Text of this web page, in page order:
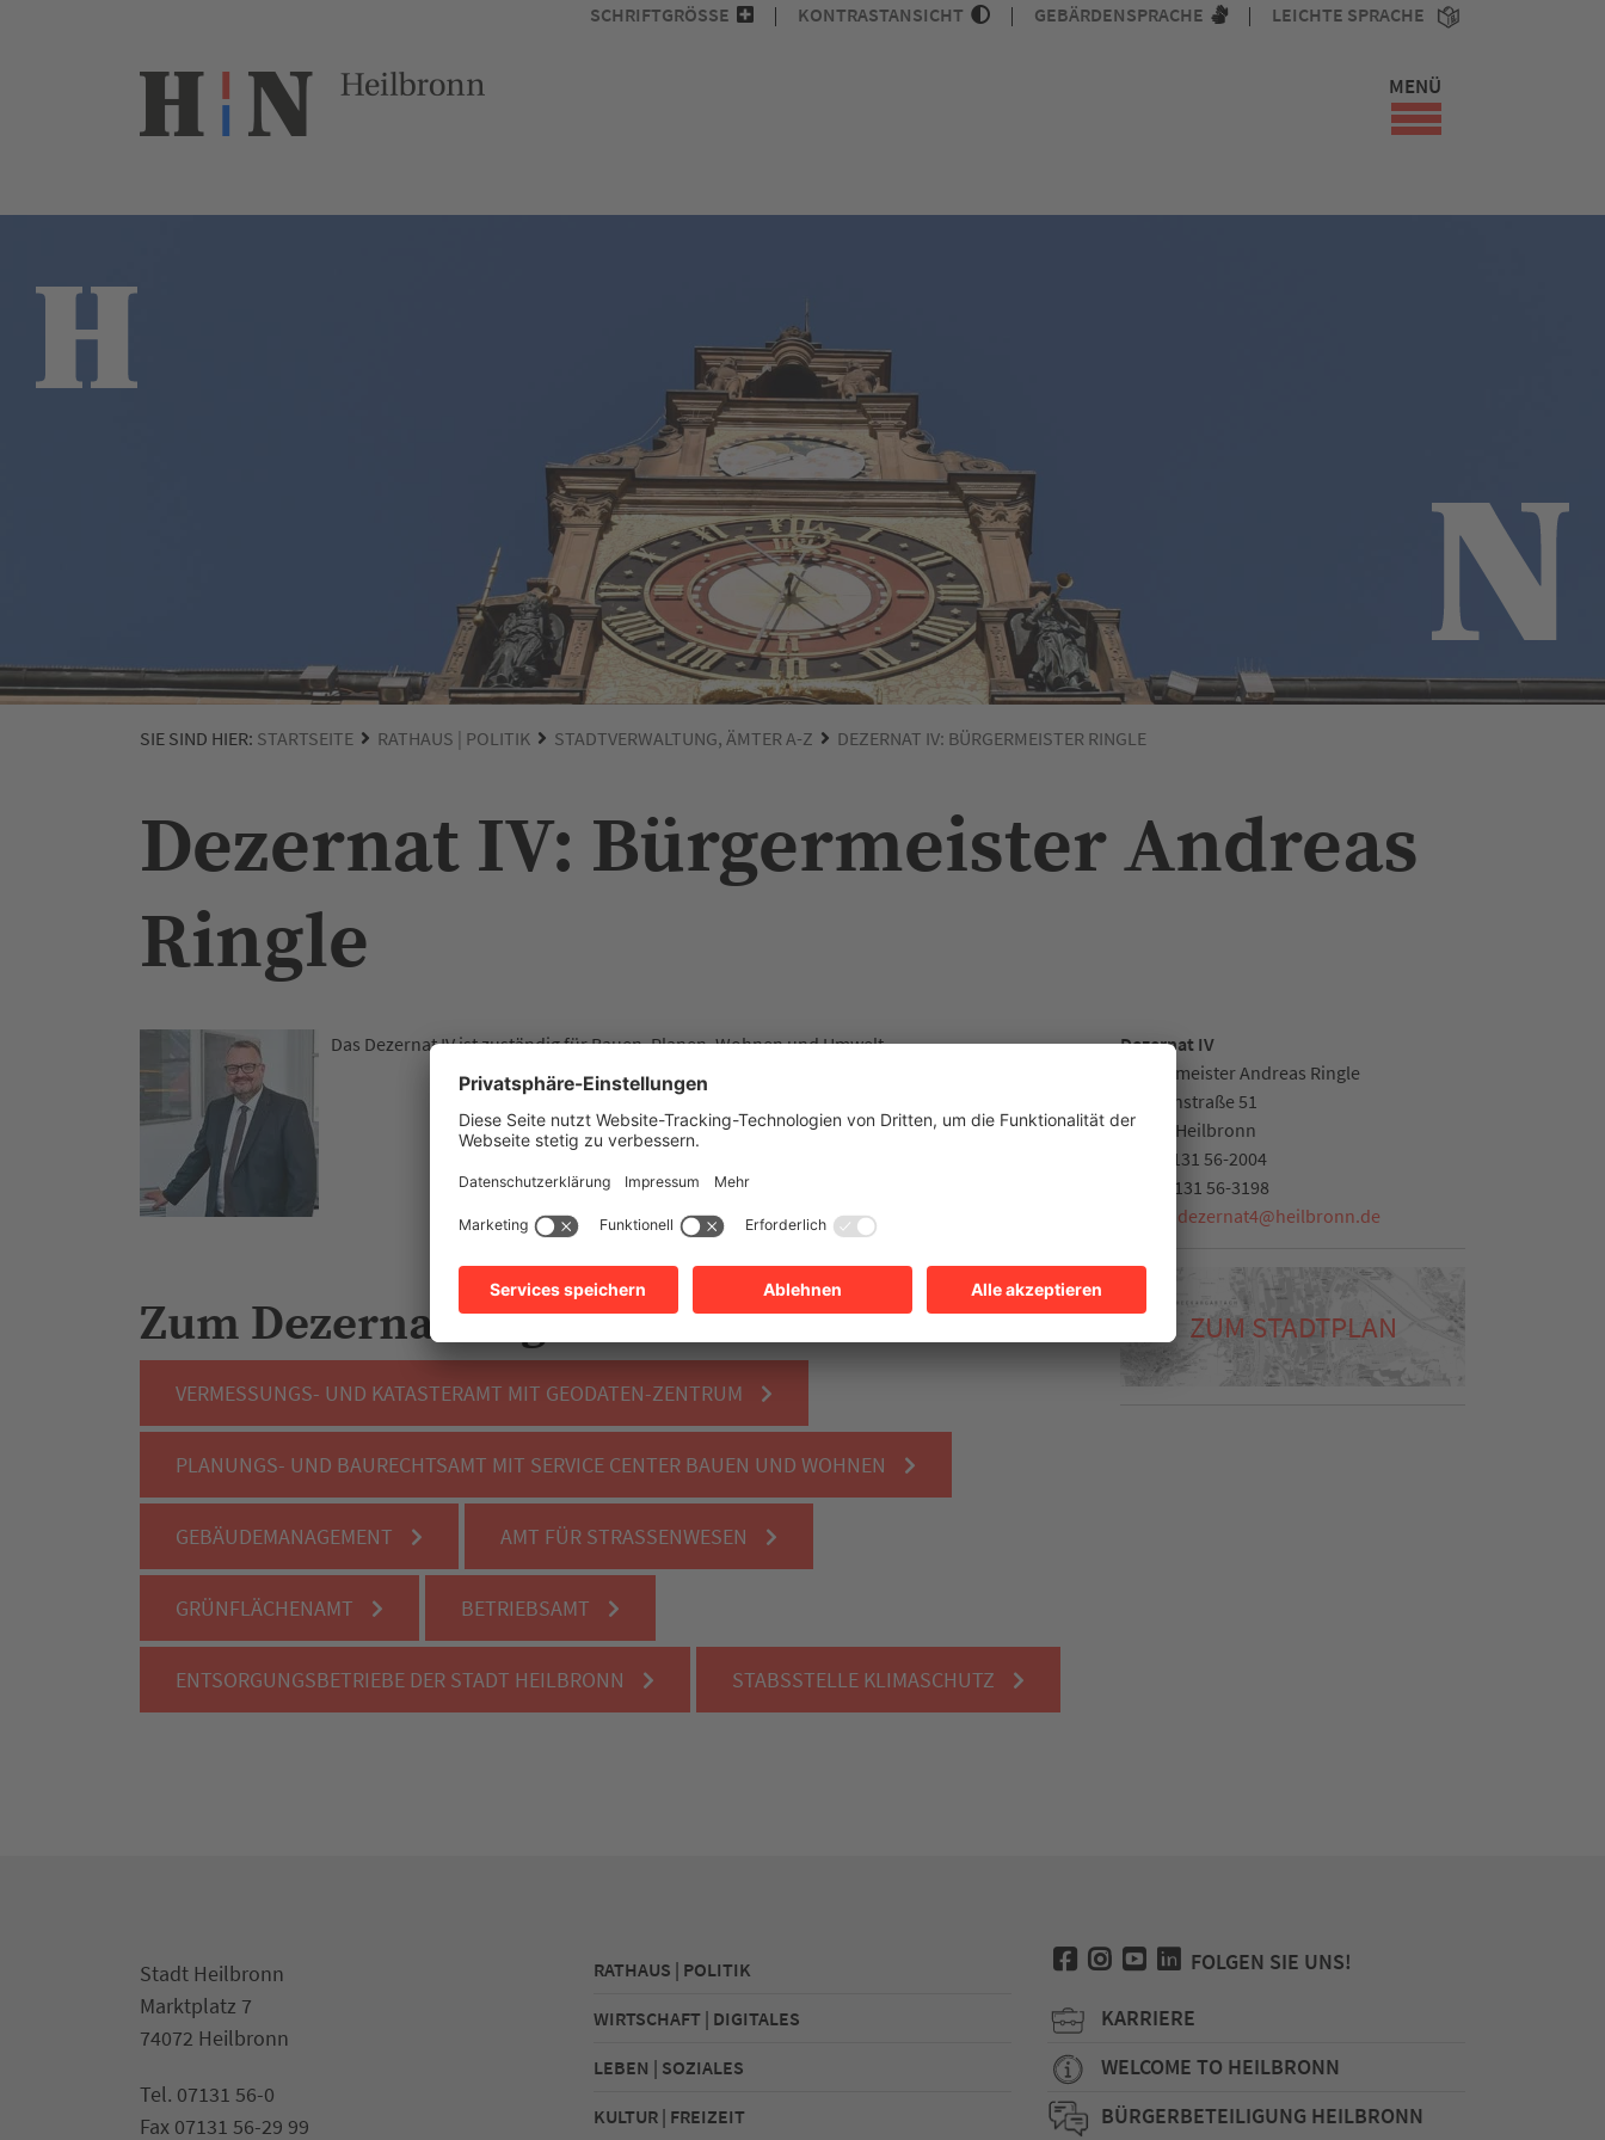
SCHRIFTGRÖSSE KONTRASTANSICHT GEBÄRDENSPRACHE LEICHTE SPRACHE
MENÜ
SIE SIND HIER: STARTSEITE RATHAUS | POLITIK STADTVERWALTUNG, ÄMTER A-Z DEZERNAT IV: BÜRGERMEISTER RINGLE
Dezernat IV: Bürgermeister Andreas
Ringle
Das Dezernat IV ist zuständig für Bauen, Planen, Wohnen und Umwelt.
Zum Dezernat IV gehören:
VERMESSUNGS- UND KATASTERAMT MIT GEODATEN-ZENTRUM
PLANUNGS- UND BAURECHTSAMT MIT SERVICE CENTER BAUEN UND WOHNEN
GEBÄUDEMANAGEMENT AMT FÜR STRASSENWESEN
GRÜNFLÄCHENAMT BETRIEBSAMT
ENTSORGUNGSBETRIEBE DER STADT HEILBRONN STABSSTELLE KLIMASCHUTZ
Dezernat IV
Bürgermeister Andreas Ringle
Cäcilienstraße 51
74072
Heilbronn
07131 56-2004
07131 56-3198
dezernat4@heilbronn.de
ZUM STADTPLAN
Stadt Heilbronn
Marktplatz 7
74072 Heilbronn
Tel. 07131 56-0
Fax 07131 56-29 99
RATHAUS | POLITIK
WIRTSCHAFT | DIGITALES
LEBEN | SOZIALES
KULTUR | FREIZEIT
FOLGEN SIE UNS!
KARRIERE
WELCOME TO HEILBRONN
BÜRGERBETEILIGUNG HEILBRONN